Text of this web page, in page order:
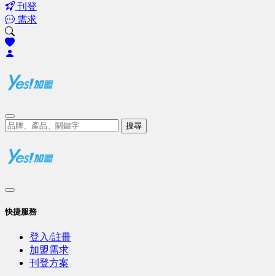
刊登
需求
搜尋
快捷服務
登入/註冊
加盟需求
刊登方案